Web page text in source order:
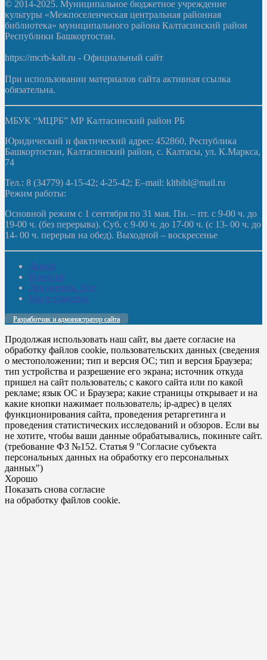
© 2014-2025. Муниципальное бюджетное учреждение
культуры «Межпоселенческая центральная районная
библиотека» муниципального района Калтасинский район
Республики Башкортостан.
https://mcrb-kalt.ru - Официальный сайт
При использовании материалов сайта активная ссылка
обязательна.
МБУК “МЦРБ” МР Калтасинский район РБ
Юридический и фактический адрес: 452860, Республика
Башкортостан, Калтасинский район, с. Калтасы, ул. К.Маркса,
74
Тел.: 8 (34779) 4-15-42; 4-25-42; E–mail: kltbibl@mail.ru
Режим работы:
Основной режим с 1 сентября по 31 мая. Пн. – пт. с 9-00 ч. до
19-00 ч. (без перерыва). Суб. с 9-00 ч. до 17-00 ч. (с 13- 00 ч. до
14- 00 ч. перерыв на обед). Выходной – воскресенье
Домой
Новости
Документы. Все
Мы в соцсетях
Разработчик и администратор сайта
Продолжая использовать наш сайт, вы даете согласие на
обработку файлов cookie, пользовательских данных (сведения
о местоположении; тип и версия ОС; тип и версия Браузера;
тип устройства и разрешение его экрана; источник откуда
пришел на сайт пользователь; с какого сайта или по какой
рекламе; язык ОС и Браузера; какие страницы открывает и на
какие кнопки нажимает пользователь; ip-адрес) в целях
функционирования сайта, проведения ретаргетинга и
проведения статистических исследований и обзоров. Если вы
не хотите, чтобы ваши данные обрабатывались, покиньте сайт.
(требование ФЗ №152. Статья 9 "Согласие субъекта
персональных данных на обработку его персональных
данных")
Хорошо
Показать снова согласие
на обработку файлов cookie.